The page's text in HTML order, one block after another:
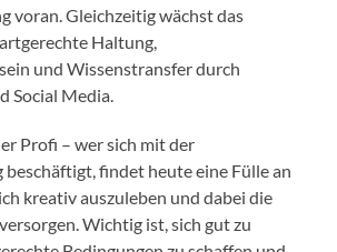
voran. Gleichzeitig wächst das
Haltung,
und Wissenstransfer durch
Social Media.
Profi – wer sich mit der
findet heute eine Fülle an
kreativ auszuleben und dabei die
Wichtig ist, sich gut zu